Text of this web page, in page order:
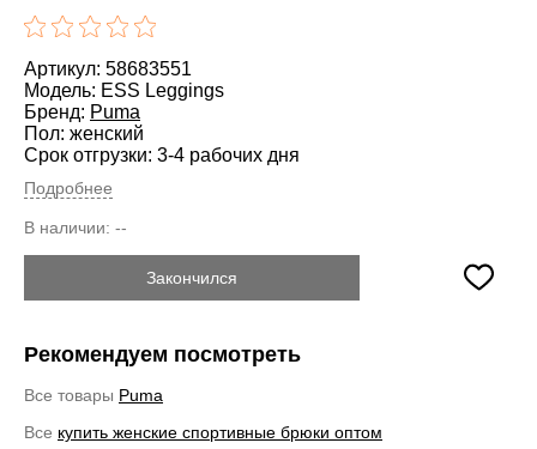
Артикул: 58683551
Модель: ESS Leggings
Бренд: Puma
Пол: женский
Срок отгрузки: 3-4 рабочих дня
Подробнее
В наличии: --
Закончился
Рекомендуем посмотреть
Все товары Puma
Все купить женские спортивные брюки оптом